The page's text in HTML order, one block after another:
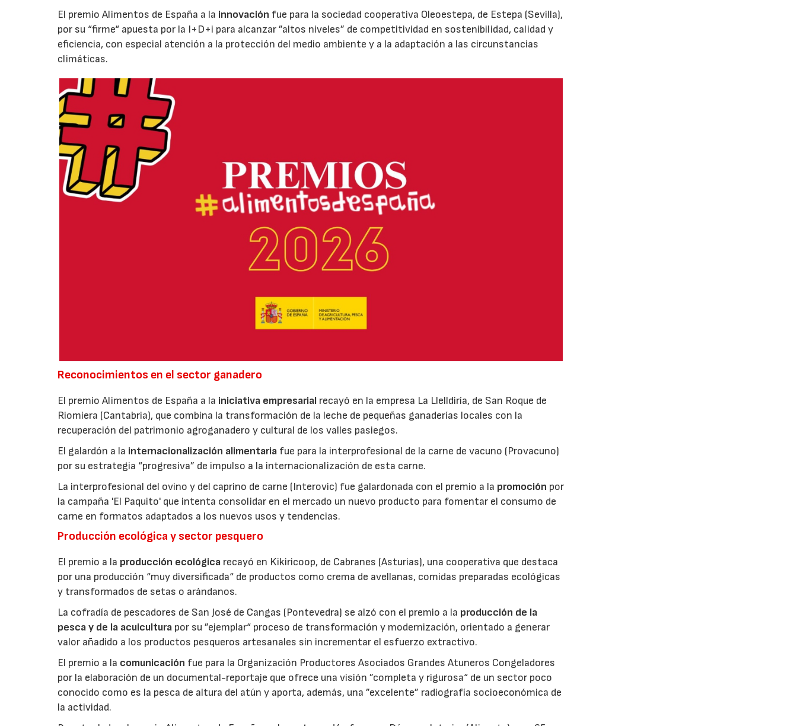
El premio Alimentos de España a la innovación fue para la sociedad cooperativa Oleoestepa, de Estepa (Sevilla),
por su “firme“ apuesta por la I+D+i para alcanzar ”altos niveles” de competitividad en sostenibilidad, calidad y
eficiencia, con especial atención a la protección del medio ambiente y a la adaptación a las circunstancias
climáticas.
Reconocimientos en el sector ganadero
El premio Alimentos de España a la iniciativa empresarial recayó en la empresa La Llelldiría, de San Roque de
Riomiera (Cantabria), que combina la transformación de la leche de pequeñas ganaderías locales con la
recuperación del patrimonio agroganadero y cultural de los valles pasiegos.
El galardón a la internacionalización alimentaria fue para la interprofesional de la carne de vacuno (Provacuno)
por su estrategia “progresiva” de impulso a la internacionalización de esta carne.
La interprofesional del ovino y del caprino de carne (Interovic) fue galardonada con el premio a la promoción por
la campaña 'El Paquito' que intenta consolidar en el mercado un nuevo producto para fomentar el consumo de
carne en formatos adaptados a los nuevos usos y tendencias.
Producción ecológica y sector pesquero
El premio a la producción ecológica recayó en Kikiricoop, de Cabranes (Asturias), una cooperativa que destaca
por una producción “muy diversificada“ de productos como crema de avellanas, comidas preparadas ecológicas
y transformados de setas o arándanos.
La cofradía de pescadores de San José de Cangas (Pontevedra) se alzó con el premio a la producción de la
pesca y de la acuicultura por su ”ejemplar“ proceso de transformación y modernización, orientado a generar
valor añadido a los productos pesqueros artesanales sin incrementar el esfuerzo extractivo.
El premio a la comunicación fue para la Organización Productores Asociados Grandes Atuneros Congeladores
por la elaboración de un documental-reportaje que ofrece una visión ”completa y rigurosa“ de un sector poco
conocido como es la pesca de altura del atún y aporta, además, una ”excelente” radiografía socioeconómica de
la actividad.